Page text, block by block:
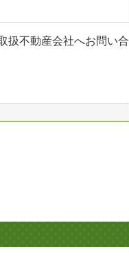
扱不動産会社へお問い合